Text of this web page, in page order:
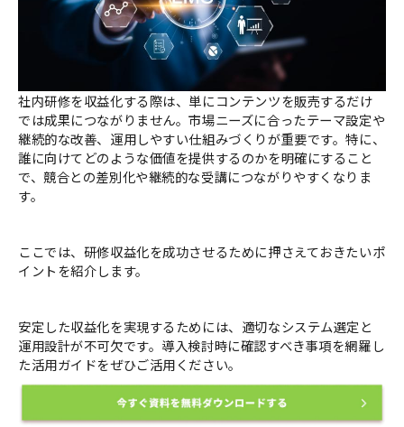
社内研修を収益化する際は、単にコンテンツを販売するだけ
では成果につながりません。市場ニーズに合ったテーマ設定や
継続的な改善、運用しやすい仕組みづくりが重要です。特に、
誰に向けてどのような価値を提供するのかを明確にすること
で、競合との差別化や継続的な受講につながりやすくなりま
す。
ここでは、研修収益化を成功させるために押さえておきたいポ
イントを紹介します。
安定した収益化を実現するためには、適切なシステム選定と
運用設計が不可欠です。導入検討時に確認すべき事項を網羅し
た活用ガイドをぜひご活用ください。